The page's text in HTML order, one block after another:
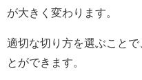
が大きく変わります。
適切な切り方を選ぶこと
とができます。